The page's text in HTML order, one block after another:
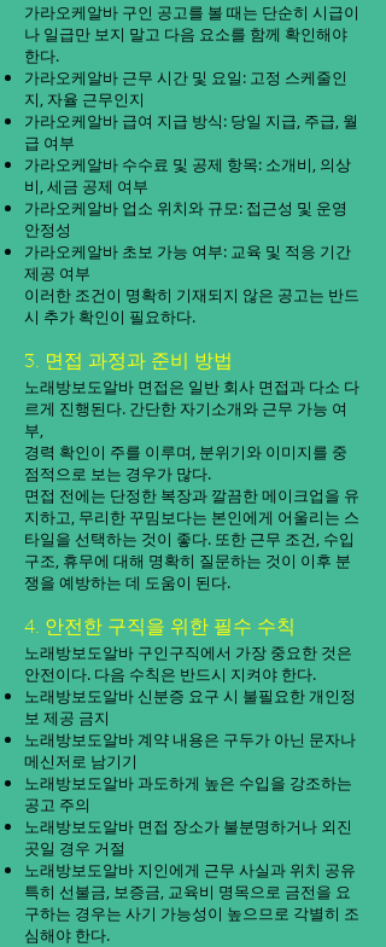
가라오케알바 구인 공고를 볼 때는 단순히 시급이
나 일급만 보지 말고 다음 요소를 함께 확인해야
한다.
가라오케알바 근무 시간 및 요일: 고정 스케줄인
지, 자율 근무인지
가라오케알바 급여 지급 방식: 당일 지급, 주급, 월
급 여부
가라오케알바 수수료 및 공제 항목: 소개비, 의상
비, 세금 공제 여부
가라오케알바 업소 위치와 규모: 접근성 및 운영
안정성
가라오케알바 초보 가능 여부: 교육 및 적응 기간
제공 여부
이러한 조건이 명확히 기재되지 않은 공고는 반드
시 추가 확인이 필요하다.
3. 면접 과정과 준비 방법
노래방보도알바 면접은 일반 회사 면접과 다소 다
르게 진행된다. 간단한 자기소개와 근무 가능 여
부,
경력 확인이 주를 이루며, 분위기와 이미지를 중
점적으로 보는 경우가 많다.
면접 전에는 단정한 복장과 깔끔한 메이크업을 유
지하고, 무리한 꾸밈보다는 본인에게 어울리는 스
타일을 선택하는 것이 좋다. 또한 근무 조건, 수입
구조, 휴무에 대해 명확히 질문하는 것이 이후 분
쟁을 예방하는 데 도움이 된다.
4. 안전한 구직을 위한 필수 수칙
노래방보도알바 구인구직에서 가장 중요한 것은
안전이다. 다음 수칙은 반드시 지켜야 한다.
노래방보도알바 신분증 요구 시 불필요한 개인정
보 제공 금지
노래방보도알바 계약 내용은 구두가 아닌 문자나
메신저로 남기기
노래방보도알바 과도하게 높은 수입을 강조하는
공고 주의
노래방보도알바 면접 장소가 불분명하거나 외진
곳일 경우 거절
노래방보도알바 지인에게 근무 사실과 위치 공유
특히 선불금, 보증금, 교육비 명목으로 금전을 요
구하는 경우는 사기 가능성이 높으므로 각별히 조
심해야 한다.